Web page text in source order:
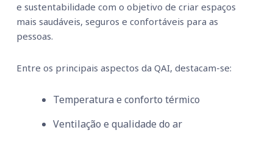
e sustentabilidade com o objetivo de criar espaços
mais saudáveis, seguros e confortáveis para as
pessoas.
Entre os principais aspectos da QAI, destacam-se:
Temperatura e conforto térmico
Ventilação e qualidade do ar